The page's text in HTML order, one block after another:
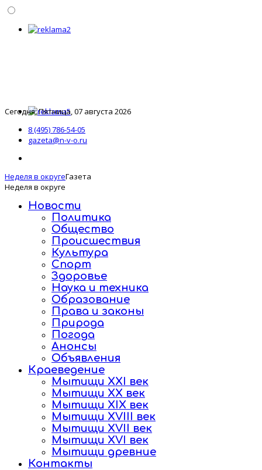
Сегодня: Пятница, 07 августа 2026
8 (495) 786-54-05
gazeta@n-v-o.ru
Неделя в округеГазета
Неделя в округе
Новости
Политика
Общество
Происшествия
Культура
Спорт
Здоровье
Наука и техника
Образование
Права и законы
Природа
Погода
Анонсы
Объявления
Краеведение
Мытищи XXI век
Мытищи XX век
Мытищи XIX век
Мытищи XVIII век
Мытищи XVII век
Мытищи XVI век
Мытищи древние
Контакты